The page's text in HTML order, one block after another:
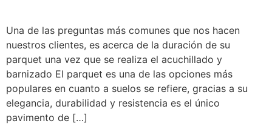
Una de las preguntas más comunes que nos hacen
nuestros clientes, es acerca de la duración de su
parquet una vez que se realiza el acuchillado y
barnizado El parquet es una de las opciones más
populares en cuanto a suelos se refiere, gracias a su
elegancia, durabilidad y resistencia es el único
pavimento de […]